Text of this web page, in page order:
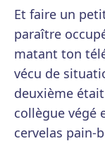
Et faire un
paraître
matant ton
vécu de
deuxième
collègue végé
cervelas pain-